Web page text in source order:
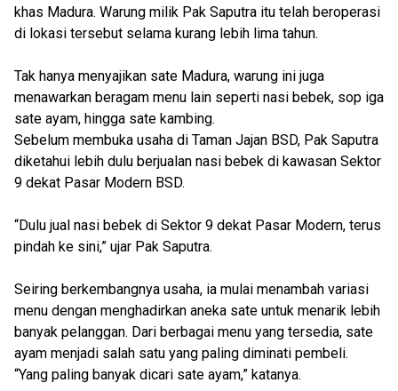
khas Madura. Warung milik Pak Saputra itu telah beroperasi
di lokasi tersebut selama kurang lebih lima tahun.
Tak hanya menyajikan sate Madura, warung ini juga
menawarkan beragam menu lain seperti nasi bebek, sop iga
sate ayam, hingga sate kambing.
Sebelum membuka usaha di Taman Jajan BSD, Pak Saputra
diketahui lebih dulu berjualan nasi bebek di kawasan Sektor
9 dekat Pasar Modern BSD.
“Dulu jual nasi bebek di Sektor 9 dekat Pasar Modern, terus
pindah ke sini,” ujar Pak Saputra.
Seiring berkembangnya usaha, ia mulai menambah variasi
menu dengan menghadirkan aneka sate untuk menarik lebih
banyak pelanggan. Dari berbagai menu yang tersedia, sate
ayam menjadi salah satu yang paling diminati pembeli.
“Yang paling banyak dicari sate ayam,” katanya.